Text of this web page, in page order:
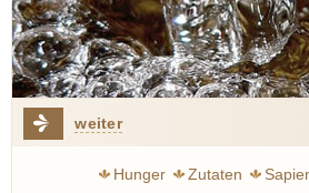
weiter
Hunger Zutaten